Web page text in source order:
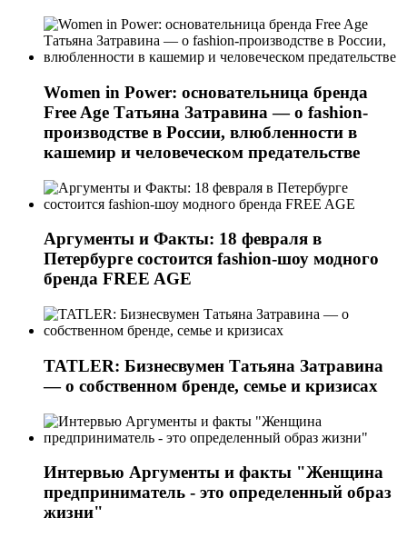
Women in Power: основательница бренда
Free Age Татьяна Затравина — о fashion-
производстве в России, влюбленности в
кашемир и человеческом предательстве
Аргументы и Факты: 18 февраля в
Петербурге состоится fashion-шоу модного
бренда FREE AGE
TATLER: Бизнесвумен Татьяна Затравина
— о собственном бренде, семье и кризисах
Интервью Аргументы и факты "Женщина
предприниматель - это определенный образ
жизни"